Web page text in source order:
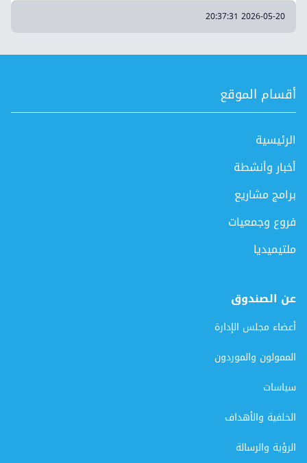
2026-05-20 20:37:31
أقسام الموقع
الرئيسية
أخبار وأنشطة
برامج مشاريع
فروع وجمعيات
ملتيميديا
عن الصندوق
أعضاء مجلس الإدارة
الممولون والموردون
سياسات
الخلفية والأهداف
الرؤية والرسالة